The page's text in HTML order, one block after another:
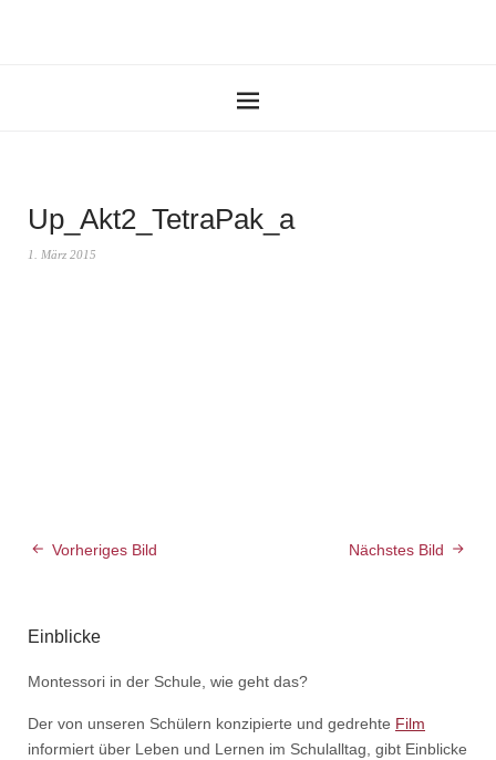
Up_Akt2_TetraPak_a
1. März 2015
Nächstes Bild
Vorheriges Bild
Einblicke
Montessori in der Schule, wie geht das?
Der von unseren Schülern konzipierte und gedrehte Film
informiert über Leben und Lernen im Schulalltag, gibt Einblicke